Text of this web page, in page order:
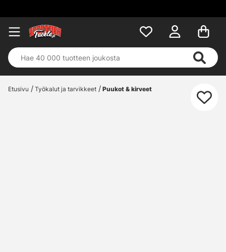
Etusivu Työkalut ja tarvikkeet Puukot & kirveet